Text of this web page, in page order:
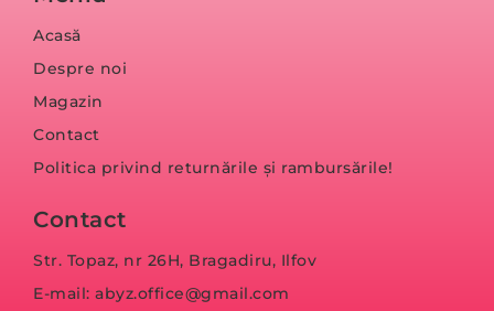
Acasă
Despre noi
Magazin
Contact
Politica privind returnările și rambursările!
Contact
Str. Topaz, nr 26H, Bragadiru, Ilfov
E-mail: abyz.office@gmail.com